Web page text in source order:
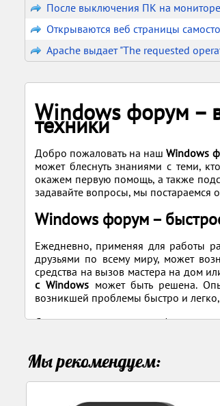
После выключения ПК на
Открываются веб страницы
Apache выдает "The requested
Windows форум –
техники
Добро пожаловать на нашWindows
может блеснуть знаниями с теми,
окажем первую помощь, а также
задавайте вопросы, мы постараемся
Windows форум –
Ежедневно, применяя для работы
друзьями по всему миру, может
средства на вызов мастера на дом
с Windowsможет быть решена.
возникшей проблемы быстро и
Стоит отметить, что наш форум
Проблемы, с которыми
Исчезла языковая панель или
Мы рекомендуем: